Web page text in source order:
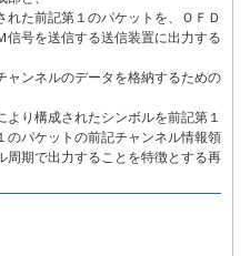
た前記第１のパケットを、ＯＦＤ
信号を送信する送信装置に出力する
ャンネルのデータを格納するための
り構成されたシンボルを前記第１
のパケットの前記チャンネル情報領
周期で出力することを特徴とする再